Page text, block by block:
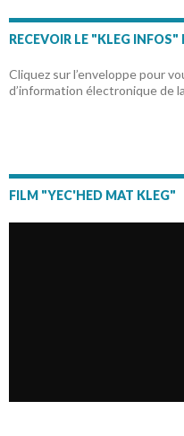
RECEVOIR LE "KLEG INFOS"
Cliquez sur l’enveloppe pour
d’information électronique de
FILM "YEC'HED MAT KLEG"